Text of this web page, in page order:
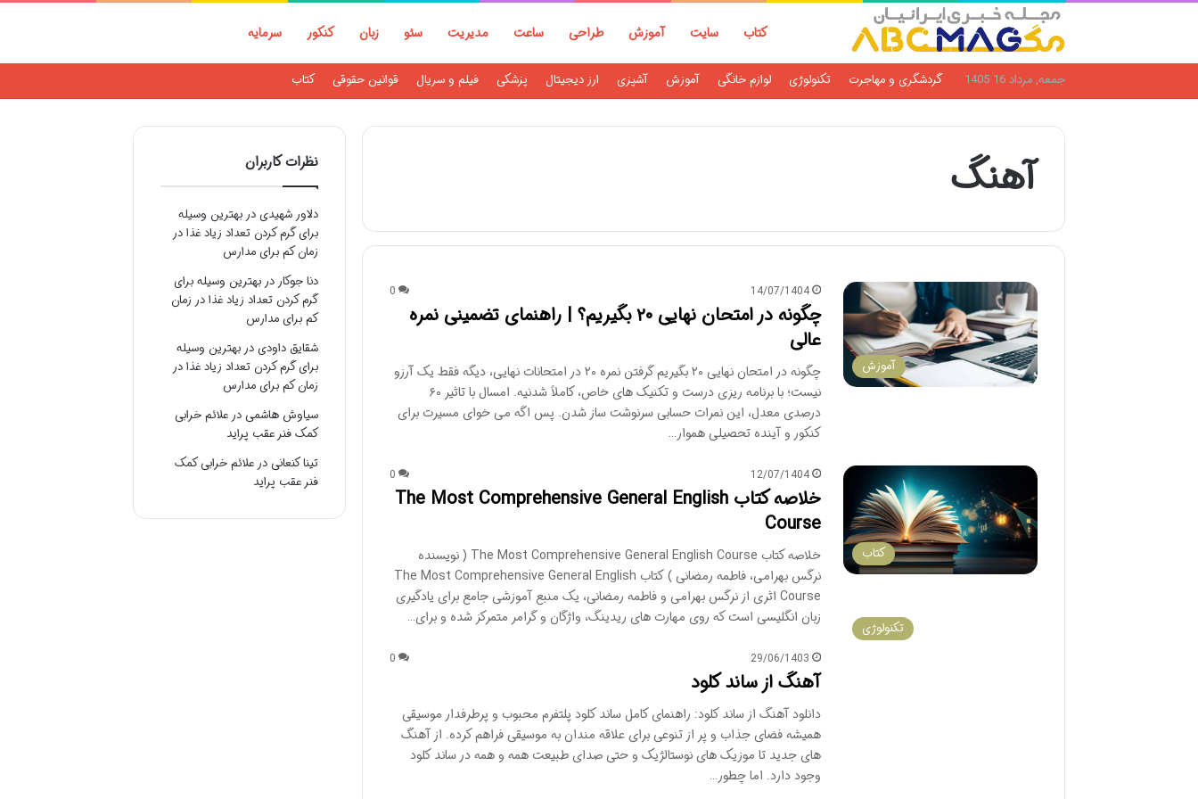
کتاب سایت آموزش طراحی ساعت مدیریت سئو زبان کنکور سرمایه
جمعه, مرداد 16 1405 گردشگری و مهاجرت تکنولوژی لوازم خانگی آموزش آشپزی ارز دیجیتال پزشکی فیلم و سریال قوانین حقوقی کتاب
آهنگ
آموزش
14/07/1404
0
چگونه در امتحان نهایی ۲۰ بگیریم؟ | راهنمای تضمینی نمره
عالی
چگونه در امتحان نهایی ۲۰ بگیریم گرفتن نمره ۲۰ در امتحانات نهایی، دیگه فقط یک آرزو
نیست؛ با برنامه ریزی درست و تکنیک های خاص، کاملاً شدنیه. امسال با تاثیر ۶۰
درصدی معدل، این نمرات حسابی سرنوشت ساز شدن. پس اگه می خوای مسیرت برای
کنکور و آینده تحصیلی هموار…
کتاب
12/07/1404
0
خلاصه کتاب The Most Comprehensive General English
Course
خلاصه کتاب The Most Comprehensive General English Course ( نویسنده
نرگس بهرامی، فاطمه رمضانی ) کتاب The Most Comprehensive General English
Course اثری از نرگس بهرامی و فاطمه رمضانی، یک منبع آموزشی جامع برای یادگیری
زبان انگلیسی است که روی مهارت های ریدینگ، واژگان و گرامر متمرکز شده و برای…
تکنولوژی
29/06/1403
0
آهنگ از ساند کلود
دانلود آهنگ از ساند کلود: راهنمای کامل ساند کلود پلتفرم محبوب و پرطرفدار موسیقی
همیشه فضای جذاب و پر از تنوعی برای علاقه مندان به موسیقی فراهم کرده. از آهنگ
های جدید تا موزیک های نوستالژیک و حتی صدای طبیعت همه و همه در ساند کلود
وجود دارد. اما چطور…
نظرات کاربران
دلاور شهیدیدر بهترین وسیله
برای گرم کردن تعداد زیاد غذا در
زمان کم برای مدارس
دنا جوکار در بهترین وسیله برای
گرم کردن تعداد زیاد غذا در زمان
کم برای مدارس
شقایق داودیدر بهترین وسیله
برای گرم کردن تعداد زیاد غذا در
زمان کم برای مدارس
سیاوش هاشمیدر علائم خرابی
کمک فنر عقب پراید
تینا کنعانیدر علائم خرابی کمک
فنر عقب پراید